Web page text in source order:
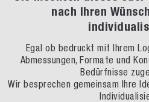
nach Ihren
Egal ob bedruckt mit Ihrem
Abmessungen, Formate und
Bedürfnisse
Wir besprechen gemeinsam Ihre